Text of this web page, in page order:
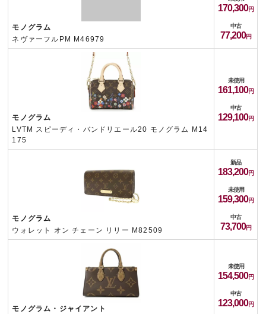
モノグラム
ネヴァーフルPM M46979
170,300
中古
77,200
モノグラム
LVTM スピーディ・バンドリエール20 モノグラム M14
175
未使用
161,100
中古
129,100
モノグラム
ウォレット オン チェーン リリー M82509
新品
183,200
未使用
159,300
中古
73,700
モノグラム・ジャイアント
未使用
154,500
中古
123,000